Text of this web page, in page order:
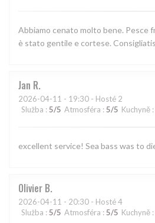
Abbiamo cenato molto bene. Pesce
è stato gentile e cortese.
Jan R
2026-04-11 - 19:30 - Hosté 2
Služba : 5/5 Atmosféra : 5/5 Kuchyně :
excellent service! Sea bass was to
Olivier B
2026-04-11 - 20:30 - Hosté 4
Služba : 5/5 Atmosféra : 5/5 Kuchyně :